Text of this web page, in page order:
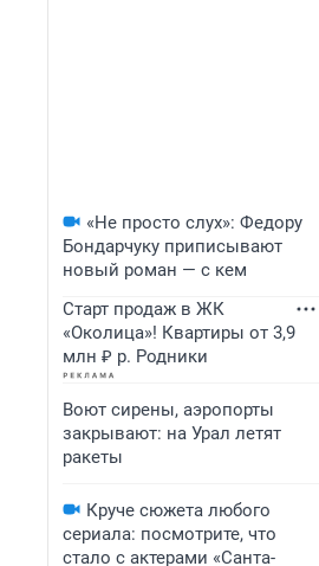
«Не просто слух»: Федору
Бондарчуку приписывают
новый роман — с кем
Старт продаж в ЖК
«Околица»! Квартиры от 3,9
млн ₽ р. Родники
Воют сирены, аэропорты
закрывают: на Урал летят
ракеты
Круче сюжета любого
сериала: посмотрите, что
стало с актерами «Санта-